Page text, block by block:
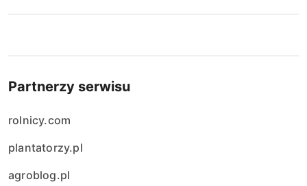
Partnerzy serwisu
rolnicy.com
plantatorzy.pl
agroblog.pl